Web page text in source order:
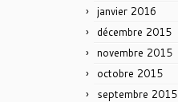
janvier 2016
décembre 2015
novembre 2015
octobre 2015
septembre 2015